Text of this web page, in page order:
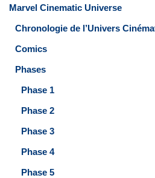
Marvel Cinematic Universe
Chronologie de l’Univers
Comics
Phases
Phase 1
Phase 2
Phase 3
Phase 4
Phase 5